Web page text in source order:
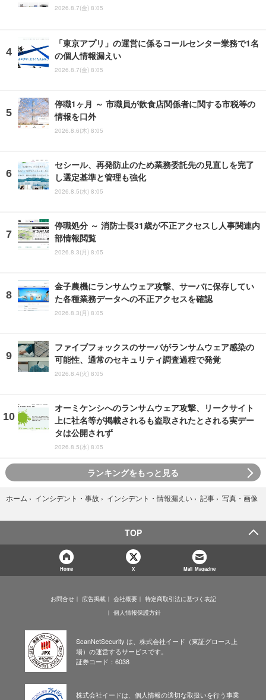
2026.8.7(金) 8:05
「東京アプリ」の運営に係るコールセンター業務で1名
の個人情報漏えい
2026.8.7(金) 8:05
停職1ヶ月 ～ 市職員が飲食店関係者に関する市税等の
情報を口外
2026.8.6(木) 8:05
セシール、再発防止のため業務委託先の見直しを完了
し選定基準と管理も強化
2026.8.5(水) 8:05
停職処分 ～ 消防士長31歳が不正アクセスし人事関連内
部情報閲覧
2026.8.3(月) 8:05
金子農機にランサムウェア攻撃、サーバに保存してい
た各種業務データへの不正アクセスを確認
2026.8.3(月) 8:05
ファイブフォックスのサーバがランサムウェア感染の
可能性、通常のセキュリティ調査過程で発覚
2026.8.4(火) 8:05
オーミケンシへのランサムウェア攻撃、リークサイト
上に社名等が掲載されるも盗取されたとされる実デー
タは公開されず
2026.8.5(水) 8:05
ランキングをもっと見る
ホーム › インシデント・事故 › インシデント・情報漏えい › 記事 › 写真・画像
TOP
Home X Mail Magazine
お問合せ 広告掲載 会社概要
特定商取引法に基づく表記
個人情報保護方針
ScanNetSecurity は、株式会社イード（東証グロース上
場）の運営するサービスです。
証券コード：6038
株式会社イードは、個人情報の適切な取扱いを行う事業